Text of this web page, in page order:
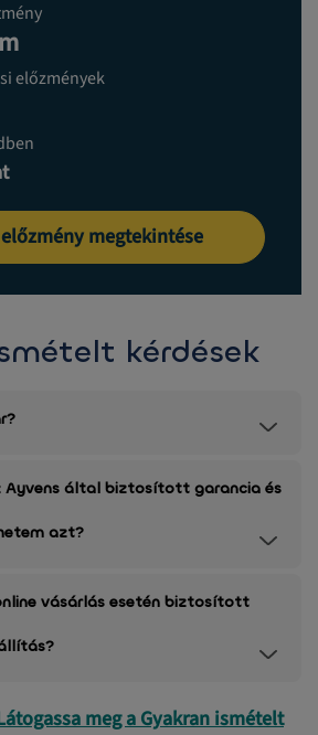
előzmények
előzmény megtekintése
kérdések
által biztosított garancia és
azt?
vásárlás esetén biztosított
meg a Gyakran ismételt